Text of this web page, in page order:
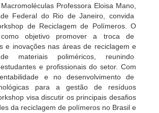
Professora Eloisa Mano,
Federal do Rio de Janeiro, convida
de Reciclagem de Polímeros. O
objetivo promover a troca de
e inovações nas áreas de reciclagem e
materiais poliméricos, reunindo
e profissionais do setor. Com
e no desenvolvimento de
para a gestão de resíduos
visa discutir os principais desafios
da reciclagem de polímeros no Brasil e